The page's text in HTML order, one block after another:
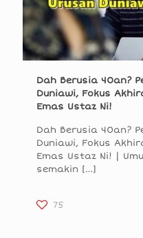
Dah Berusia 40an?
Duniawi, Fokus
Emas Ustaz Ni!
Dah Berusia 40an?
Duniawi, Fokus
Emas Ustaz Ni! |
semakin […]
75